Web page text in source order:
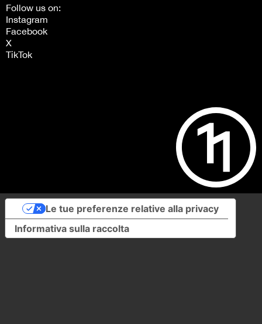
Follow us on:
Instagram
Facebook
X
TikTok
Informativa sulla raccolta
Le tue preferenze relative alla privacy